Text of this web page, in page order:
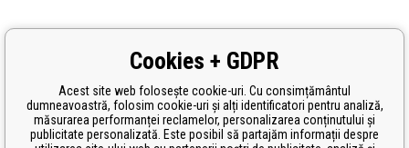
Cookies + GDPR
Acest site web folosește cookie-uri. Cu consimțământul
dumneavoastră, folosim cookie-uri și alți identificatori pentru analiză,
măsurarea performanței reclamelor, personalizarea conținutului și
publicitate personalizată. Este posibil să partajăm informații despre